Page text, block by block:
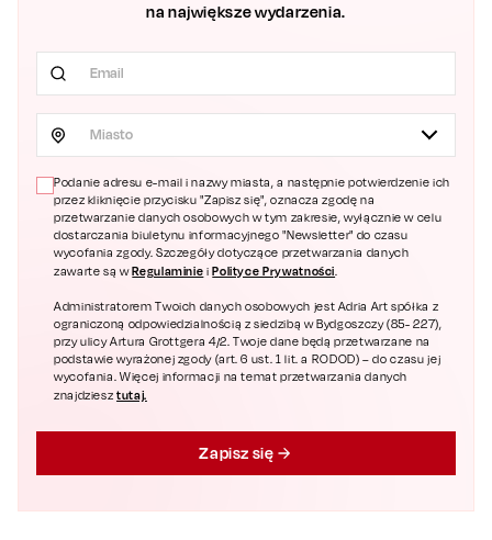
na największe wydarzenia.
Miasto
Podanie adresu e-mail i nazwy miasta, a następnie potwierdzenie ich
przez kliknięcie przycisku "Zapisz się", oznacza zgodę na
przetwarzanie danych osobowych w tym zakresie, wyłącznie w celu
dostarczania biuletynu informacyjnego "Newsletter" do czasu
wycofania zgody. Szczegóły dotyczące przetwarzania danych
zawarte są wRegulaminie iPolityce Prywatności.
Administratorem Twoich danych osobowych jest Adria Art spółka z
ograniczoną odpowiedzialnością z siedzibą w Bydgoszczy (85- 227),
przy ulicy Artura Grottgera 4/2. Twoje dane będą przetwarzane na
podstawie wyrażonej zgody (art. 6 ust. 1 lit. a RODOD) – do czasu jej
wycofania. Więcej informacji na temat przetwarzania danych
znajdziesztutaj.
Zapisz się